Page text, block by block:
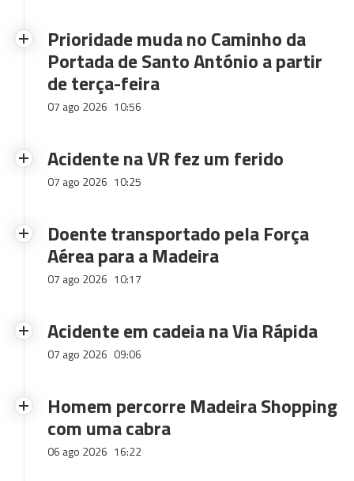
Prioridade muda no Caminho da
Portada de Santo António a partir
de terça-feira
07 ago 2026 10:56
Acidente na VR fez um ferido
07 ago 2026 10:25
Doente transportado pela Força
Aérea para a Madeira
07 ago 2026 10:17
Acidente em cadeia na Via Rápida
07 ago 2026 09:06
Homem percorre Madeira Shopping
com uma cabra
06 ago 2026 16:22